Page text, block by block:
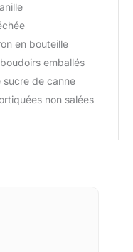
en bouteille
emballés
sucre de canne
non salées